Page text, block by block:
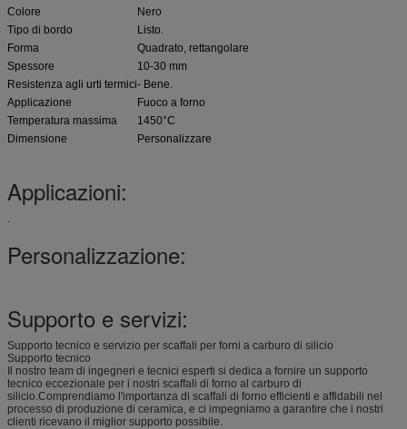
Colore
Nero
Tipo di bordo
Listo.
Forma
Quadrato, rettangolare
Spessore
10-30 mm
Resistenza agli urti termici- Bene.
Applicazione
Fuoco a forno
Temperatura massima
1450°C
Dimensione
Personalizzare
Applicazioni:
.
Personalizzazione:
Supporto e servizi:
Supporto tecnico e servizio per scaffali per forni a carburo di silicio
Supporto tecnico
Il nostro team di ingegneri e tecnici esperti si dedica a fornire un supporto
tecnico eccezionale per i nostri scaffali di forno al carburo di
silicio.Comprendiamo l'importanza di scaffali di forno efficienti e affidabili nel
processo di produzione di ceramica, e ci impegniamo a garantire che i nostri
clienti ricevano il miglior supporto possibile.